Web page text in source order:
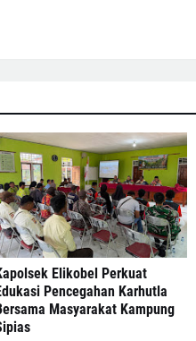
Elikobel Perkuat
Pencegahan Karhutla
Masyarakat Kampung